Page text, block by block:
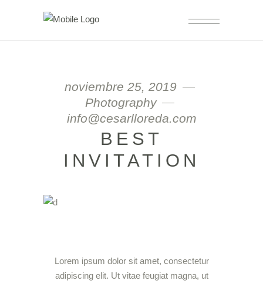
noviembre 25, 2019
Photography
info@cesarlloreda.com
BEST
INVITATION
Lorem ipsum dolor sit amet, consectetur
adipiscing elit. Ut vitae feugiat magna, ut